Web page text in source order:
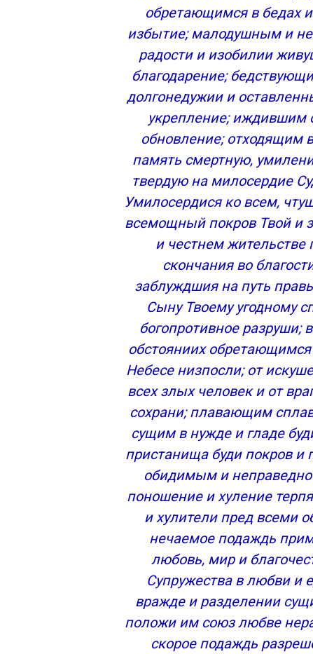
Молитвы Пресвятой Богородице на
Молитва Казанской Божьей Матери
Самая сильная молитва Пресвятой
Молитва о здравии и об исцелении от
Молитва о детях
Молитва о помощи в зачатии ребенка
Молитва перед иконой Казанской
Текст полной молитвы
Текст сокращенного варианта
Когда день памяти иконы Казанской
Иконы и списки, дошедшие до наших
Молитвы покаянные к Божьей Матери
Молитва Божьей Матери 1-я
Молитва Божьей Матери 2-я
Молитва Пресвятой Богородице 3-я
Молитва к Божьей Матери, читаемая
Молитва Божьей Матери при болезнях
Псалом 90 из Псалтири Божией Матери
Молитва ко Пресвятой Богородице
Молитва Божьей Матери о помощи и
Молитвы благодарственные Божьей
Песнь хвалебная Пресвятой
Молитвы просительные к Божьей
Молитва 1-я
Молитва 2-я
Молитва 3-я
Молитва 4-я
Молитва ко Пресвятой Богородице,
Молитва Богородице
Молитва Божьей Матери
Молитва Божьей Матери
Молитва к Божией Матери
Молитва ко Пресвятой Богородице
Молитва «Богородице, Дево, радуйся»
Молитва Семистрельной иконе Божьей
обретающимся в бедах
избытие; малодушным и
радости и изобилии
благодарение;
долгонедужии и
укрепление; иждившим
обновление; отходящим
память смертную,
твердую на милосердие
Умилосердися ко всем,
всемощный покров Твой и
и честнем
скончания во
заблуждшия на путь
Сыну Твоему угодному
богопротивное разруши;
обстояниих
Небесе низпосли; от
всех злых человек и от
сохрани; плавающим
сущим в нужде и гладе
пристанища буди покров
обидимым и
поношение и хуление
и хулители пред всеми
нечаемое подаждь
любовь, мир и
Супружества в любви и
вражде и разделении
положи им союз любве
скорое подаждь